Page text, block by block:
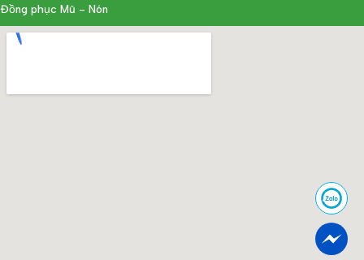
Đồng phục Mũ - Nón